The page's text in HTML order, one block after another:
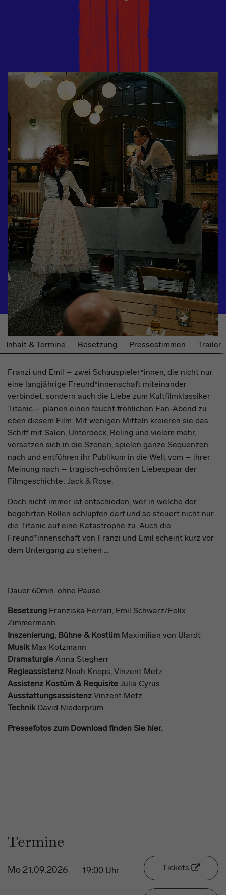
Workshop
Inhalt & Termine Besetzung Pressestimmen Trailer
Franzi und Emil – zwei Schauspieler*innen, die nicht nur
eine langjährige Freund*innenschaft miteinander
verbindet, sondern auch die Liebe zum Kultfilmklassiker
Titanic – planen einen feucht fröhlichen Fan-Abend zu
eben diesem Film. Mit wenigen Mitteln kreieren sie das
Schiff mit Salon, Unterdeck, Reling und vielem mehr,
versetzen sich in die Szenen, spielen ganze Sequenzen
nach und entführen ihr Publikum in die Welt vom – ihrer
Meinung nach – tragisch-schönsten Liebespaar der
Filmgeschichte: Jack & Rose.
Doch nicht immer ist entschieden, wer in welche der
begehrten Rollen schlüpfen darf und so steuert nicht nur
die Titanic auf eine Katastrophe zu. Auch die
Freund*innenschaft von Franzi und Emil scheint kurz vor
dem Untergang zu stehen …
Dauer 60min. ohne Pause
Besetzung Franziska Ferrari Emil Schwarz/Felix
Zimmermann
Inszenierung, Bühne & Kostüm Maximilian von Ulardt
Musik Max Kotzmann
Dramaturgie Anna Stegherr
Regieassistenz Noah Knops, Vinzent Metz
Assistenz Kostüm & Requisite Julia Cyrus
Ausstattungsassistenz Vinzent Metz
Technik David Niederprüm
Pressefotos zum Download finden Sie hier.
Termine
Mo 21.09.2026 19:00 Uhr Tickets